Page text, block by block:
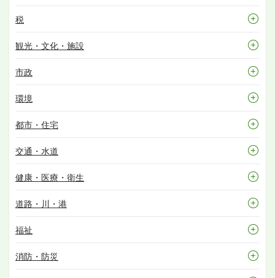
税
観光・文化・施設
市政
環境
都市・住宅
交通・水道
健康・医療・衛生
道路・川・港
福祉
消防・防災